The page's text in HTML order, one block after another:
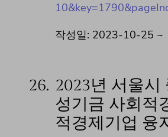
작성일: 2023-10-25 ~
26. 2023년 서울시
성기금 사회적
적경제기업 융